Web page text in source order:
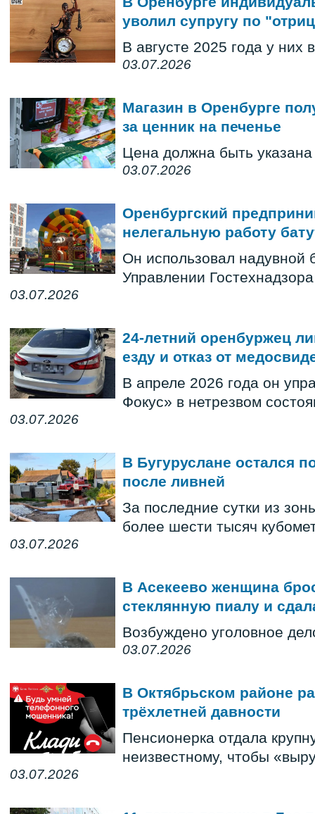
уволил супругу по
В августе 2025 года у них
03.07.2026
Магазин в Оренбурге
за ценник на печенье
Цена должна быть указана
03.07.2026
Оренбургский
нелегальную работу
Он использовал надувной
Управлении Гостехнадзора
03.07.2026
24-летний оренбуржец
езду и отказ от
В апреле 2026 года он
Фокус» в нетрезвом
03.07.2026
В Бугуруслане остался
после ливней
За последние сутки из
более шести тысяч
03.07.2026
В Асекеево женщина
стеклянную пиалу и
Возбуждено уголовное
03.07.2026
В Октябрьском районе
трёхлетней давности
Пенсионерка отдала
неизвестному, чтобы
03.07.2026